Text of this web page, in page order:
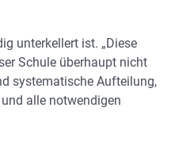
unterkellert ist. „Diese
Schule überhaupt nicht
systematische Aufteilung,
alle notwendigen